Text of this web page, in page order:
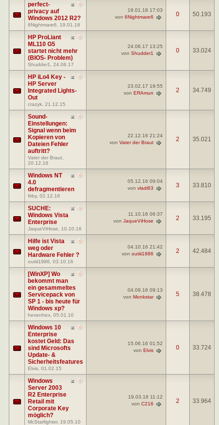
perfect-
privacy auf
Windows 2012 R2?
6Nightmare6 , 19.01.18
19.01.18 17:03
von 6Nightmare6 0 50.193
HP ProLiant
ML110 G5
startet nicht mehr
(BIOS- Problem)
Shudder1 , 24.06.17
24.06.17 13:25
von Shudder1 0 33.024
HP iLo4 Key -
HP Server
Integrated Lights-
Out
crazyk , 21.12.15
23.02.17 19:55
von ERAmun 2 34.749
Sound-
Einstellungen:
Signal wenn beim
Kopieren von
Dateien Fehler
auftritt?
Vater der Braut
20.12.16
22.12.16 21:24
von Vater der Braut 2 35.021
Windows NT
4.0
defragmentieren
firby, 02.12.16
05.12.16 09:04
von vladi63 3 33.810
SUCHE:
Windows Vista
Enterprise
JaqueViHose , 10.10.16
11.10.16 06:37
von JaqueViHose 2 33.195
Hilfe ist Vista
weg oder
Hardware Fehler ?
outiii1986 , 03.10.16
04.10.16 21:42
von outiii1986 2 42.484
[WinXP] Wo
bekommt man
ein gesammeltes
Servicepack von
SP 1 - bis heute für
Windows xp?
hexenhex , 05.01.10
04.09.16 09:13
von Monkstar 5 38.478
Windows 10
Enterprise
kostet Geld: Das
sind Microsofts
Update- &
Sicherheitsfeatures
Elvis , 01.02.15
15.06.16 01:52
von Elvis 0 33.724
Windows
Server 2003
R2 Enterprise
Retail mit
Corporate Key
möglich?
McStarfighter, 19.05.10
19.03.16 11:12
von C216 2 33.964